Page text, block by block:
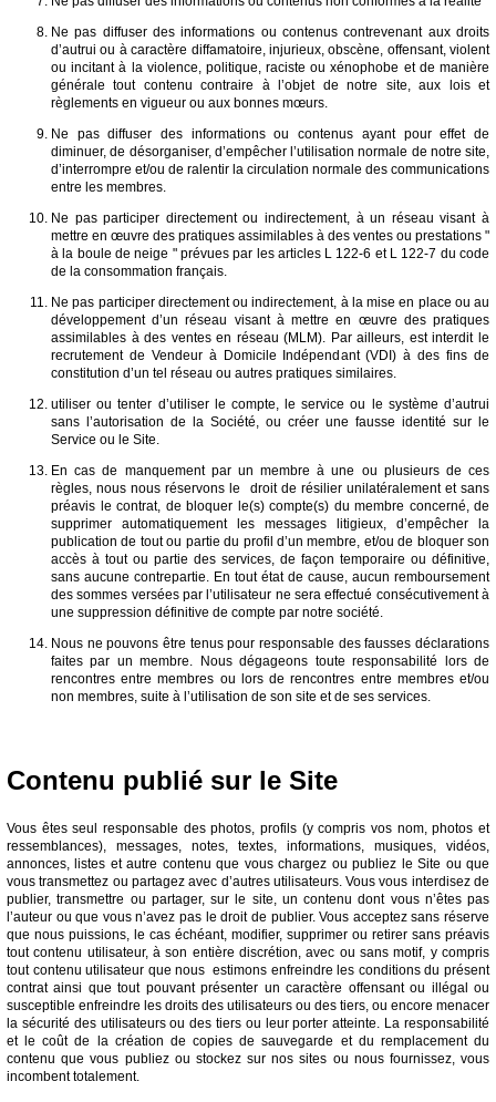
Ne pas diffuser des informations ou contenus contrevenant aux droits
d’autrui ou à caractère diffamatoire, injurieux, obscène, offensant, violent
ou incitant à la violence, politique, raciste ou xénophobe et de manière
générale tout contenu contraire à l’objet de notre site, aux lois et
règlements en vigueur ou aux bonnes mœurs.
Ne pas diffuser des informations ou contenus ayant pour effet de
diminuer, de désorganiser, d’empêcher l’utilisation normale de notre site,
d’interrompre et/ou de ralentir la circulation normale des communications
entre les membres.
Ne pas participer directement ou indirectement, à un réseau visant à
mettre en œuvre des pratiques assimilables à des ventes ou prestations "
à la boule de neige " prévues par les articles L 122-6 et L 122-7 du code
de la consommation français.
Ne pas participer directement ou indirectement, à la mise en place ou au
développement d’un réseau visant à mettre en œuvre des pratiques
assimilables à des ventes en réseau (MLM). Par ailleurs, est interdit le
recrutement de Vendeur à Domicile Indépendant (VDI) à des fins de
constitution d’un tel réseau ou autres pratiques similaires.
utiliser ou tenter d’utiliser le compte, le service ou le système d’autrui
sans l’autorisation de la Société, ou créer une fausse identité sur le
Service ou le Site.
En cas de manquement par un membre à une ou plusieurs de ces
règles, nous nous réservons le droit de résilier unilatéralement et sans
préavis le contrat, de bloquer le(s) compte(s) du membre concerné, de
supprimer automatiquement les messages litigieux, d’empêcher la
publication de tout ou partie du profil d’un membre, et/ou de bloquer son
accès à tout ou partie des services, de façon temporaire ou définitive,
sans aucune contrepartie. En tout état de cause, aucun remboursement
des sommes versées par l’utilisateur ne sera effectué consécutivement à
une suppression définitive de compte par notre société.
Nous ne pouvons être tenus pour responsable des fausses déclarations
faites par un membre. Nous dégageons toute responsabilité lors de
rencontres entre membres ou lors de rencontres entre membres et/ou
non membres, suite à l’utilisation de son site et de ses services.
Contenu publié sur le Site
Vous êtes seul responsable des photos, profils (y compris vos nom, photos et
ressemblances), messages, notes, textes, informations, musiques, vidéos,
annonces, listes et autre contenu que vous chargez ou publiez le Site ou que
vous transmettez ou partagez avec d’autres utilisateurs. Vous vous interdisez de
publier, transmettre ou partager, sur le site, un contenu dont vous n’êtes pas
l’auteur ou que vous n’avez pas le droit de publier. Vous acceptez sans réserve
que nous puissions, le cas échéant, modifier, supprimer ou retirer sans préavis
tout contenu utilisateur, à son entière discrétion, avec ou sans motif, y compris
tout contenu utilisateur que nous estimons enfreindre les conditions du présent
contrat ainsi que tout pouvant présenter un caractère offensant ou illégal ou
susceptible enfreindre les droits des utilisateurs ou des tiers, ou encore menacer
la sécurité des utilisateurs ou des tiers ou leur porter atteinte. La responsabilité
et le coût de la création de copies de sauvegarde et du remplacement du
contenu que vous publiez ou stockez sur nos sites ou nous fournissez, vous
incombent totalement.